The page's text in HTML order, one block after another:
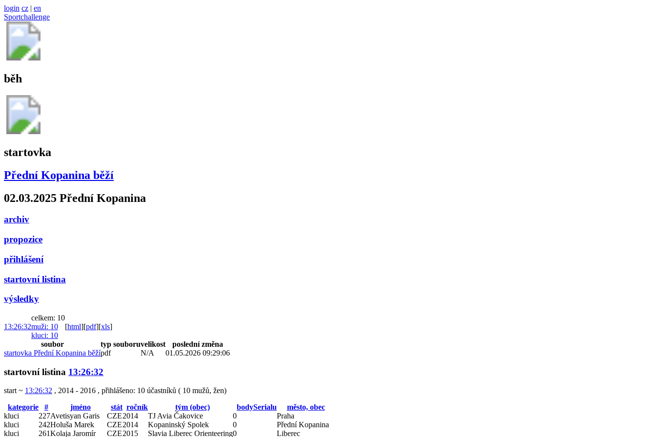
login cz | en
Sportchallenge
běh
startovka
Přední Kopanina běží
02.03.2025 Přední Kopanina
archiv
propozice
přihlášení
startovní listina
výsledky
13:26:32
celkem: 10
muži: 10
kluci: 10
[html][pdf][xls]
soubor typ souboruvelikost
poslední změna
startovka Přední Kopanina běžípdf N/A 01.05.2026 09:29:06
startovní listina 13:26:32
start ~ 13:26:32 , 2014 - 2016 , přihlášeno: 10 účastníků ( 10 mužů, žen)
kategorie
# jméno stát ročník tým (obec) bodySerialu
město, obec
kluci
227Avetisyan Garis CZE2014 TJ Avia Čakovice 0
Praha
kluci
242Holuša Marek CZE2014 Kopaninský Spolek 0
Přední Kopanina
kluci
261Kolaja Jaromír CZE2015 Slavia Liberec Orienteering0 Liberec